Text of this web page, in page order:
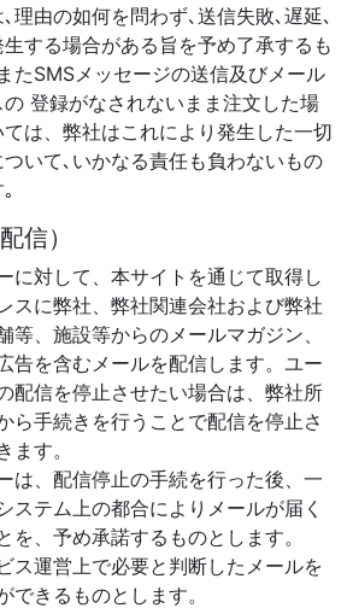
理由の如何を問わず､送信失敗､遅延､
する場合がある旨を予め了承するも
たSMSメッセージの送信及びメール
の 登録がなされないまま注文した場
は、弊社はこれにより発生した一切
いて､いかなる責任も負わないもの
信）
に対して、本サイトを通じて取得し
スに弊社、弊社関連会社および弊社
等、施設等からのメールマガジン、
告を含むメールを配信します。ユー
配信を停止させたい場合は、弊社所
ら手続きを行うことで配信を停止さ
ます。
は、配信停止の手続を行った後、一
ステム上の都合によりメールが届く
を、予め承諾するものとします。
ス運営上で必要と判断したメールを
できるものとします。